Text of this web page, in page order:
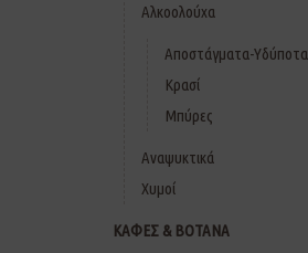
Αλκοολούχα
Αποστάγματα-Υδύποτα
Κρασί
Μπύρες
Αναψυκτικά
Χυμοί
ΚΑΦΕΣ & ΒΟΤΑΝΑ